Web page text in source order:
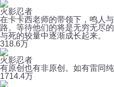
火影忍者
在卡卡西老师的带领下，鸣人
路。等待他们的将是无穷无尽
与死的较量中逐渐成长起来。
318.6万
火影忍者
有原创也有非原创。如有雷同
1714.4万